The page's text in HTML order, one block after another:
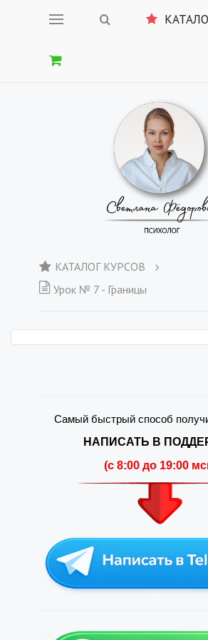
КАТАЛОГ КУРСОВ
Урок № 7 - Границы
Самый быстрый способ
НАПИСАТЬ В
(c 8:00 до 19:00